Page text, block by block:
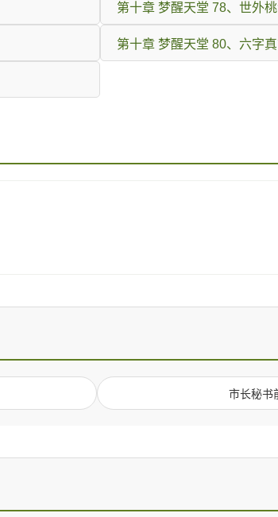
第十章 梦醒天堂 78、世外
第十章 梦醒天堂 80、六字
市长秘书